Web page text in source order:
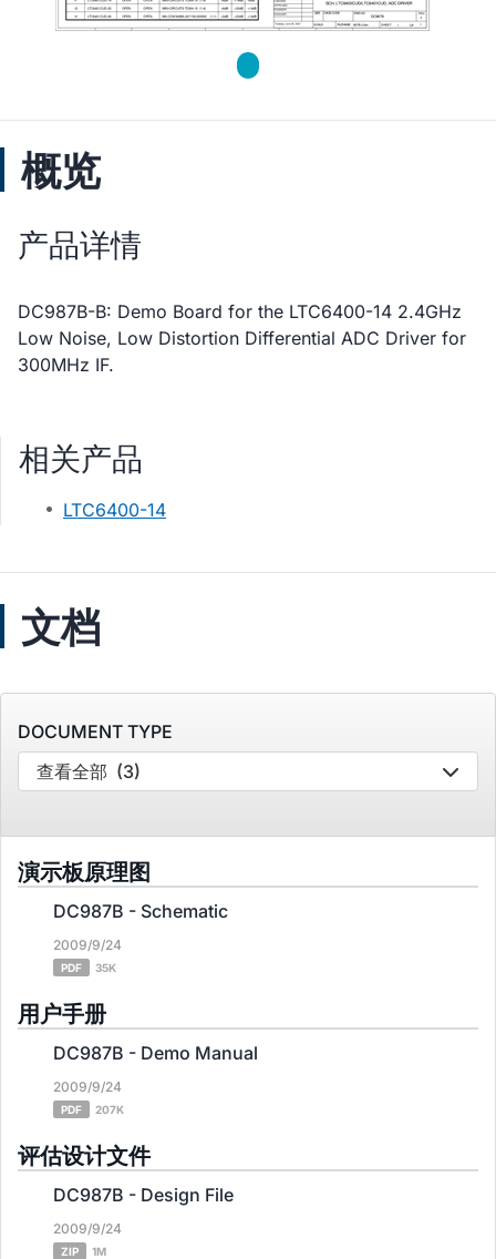
概览
产品详情
DC987B-B: Demo Board for the LTC6400-14 2.4GHz
Low Noise, Low Distortion Differential ADC Driver for
300MHz IF.
相关产品
LTC6400-14
文档
DOCUMENT TYPE
查看全部 (3)
演示板原理图
DC987B - Schematic
2009/9/24
PDF 35K
用户手册
DC987B - Demo Manual
2009/9/24
PDF 207K
评估设计文件
DC987B - Design File
2009/9/24
ZIP 1M